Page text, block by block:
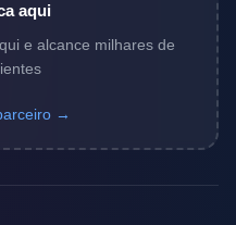
aqui
e alcance milhares de
→